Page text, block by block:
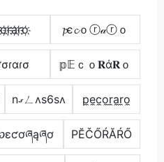
𝓹є𝓬ｏⓡ𝒶ⓡｏ
𝕡𝔼ｃｏ𝐑ά𝐑ｏ
nގㄥʌs6sʌ p̼e̼c̼o̼r̼a̼r̼o̼
РĔČŐŔĂŔŐ